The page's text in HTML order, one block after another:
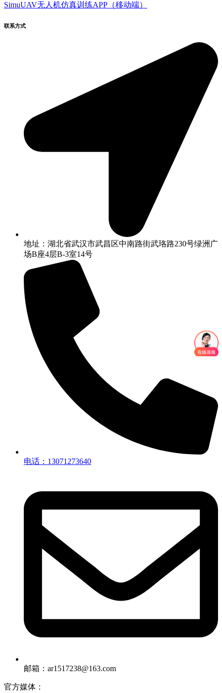
SimuUAV无人机仿真训练APP（移动端）
联系方式
地址：湖北省武汉市武昌区中南路街武珞路230号绿洲广
场B座4层B-3室14号
电话：13071273640
邮箱：ar1517238@163.com
官方媒体：